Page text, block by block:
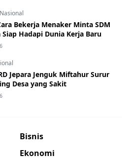
Nasional
Bekerja Menaker Minta SDM
Hadapi Dunia Kerja Baru
Jepara Jenguk Miftahur Surur
Desa yang Sakit
Bisnis
Ekonomi